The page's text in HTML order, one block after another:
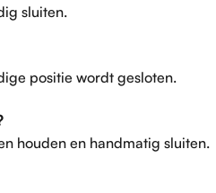
sluiten.
positie wordt gesloten.
houden en handmatig sluiten.